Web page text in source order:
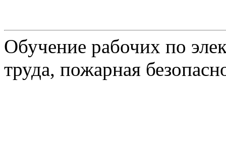
Обучение рабочих по
труда, пожарная